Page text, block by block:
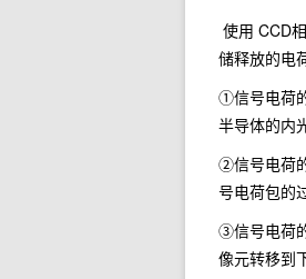
使用 CCD
储释放的电
①信号电荷
半导体的内
②信号电荷
号电荷包的
③信号电荷
像元转移到